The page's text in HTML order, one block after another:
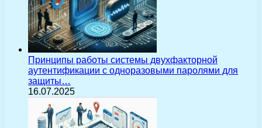
Принципы работы системы двухфакторной
аутентификации с одноразовыми паролями для
защиты…
16.07.2025